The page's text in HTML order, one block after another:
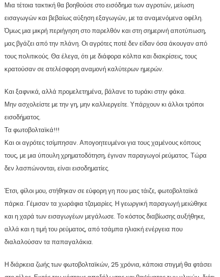
Μια τέτοια τακτική θα βοηθούσε στο εισόδημα των αγροτών, μείωση
εισαγωγών και βεβαίως αύξηση εξαγωγών, με τα αναμενόμενα οφέλη.
Όμως μια μικρή περιήγηση στο παρελθόν και στη σημερινή αποτύπωση,
μας βγάζει από την πλάνη. Οι αγρότες ποτέ δεν είδαν όσα άκουγαν από
τους πολιτικούς. Θα έλεγα, ότι με διάφορα κόλπα και διακρίσεις, τους
κρατούσαν σε ατελέσφορη αναμονή καλύτερων ημερών.
Και ξαφνικά, αλλά προμελετημένα, βάλανε το τυράκι στην φάκα.
Μην ασχολείστε με την γη, μην καλλιεργείτε. Υπάρχουν κι άλλοι τρόποι
εισοδήματος.
Τα φωτοβολταϊκά!!!
Και οι αγρότες τσίμπησαν. Απογοητευμένοι για τους χαμένους κόπους
τους, με μια ύπουλη χρηματοδότηση, έγιναν παραγωγοί ρεύματος. Τώρα
δεν λασπώνονται, είναι εισοδηματίες.
Έτσι, φίλοι μου, στήθηκαν σε εύφορη γη που μας τάιζε, φωτοβολταϊκά
πάρκα. Γέμισαν τα χωράφια τζαμαρίες. Η γεωργική παραγωγή μειώθηκε
και η χαρά των εισαγωγέων μεγάλωσε. Το κόστος διαβίωσης αυξήθηκε,
αλλά και η τιμή του ρεύματος, από τσάμπα ηλιακή ενέργεια που
διαλαλούσαν τα παπαγαλάκια.
Η διάρκεια ζωής των φωτοβολταϊκών, 25 χρόνια, κάποια στιγμή θα φτάσει